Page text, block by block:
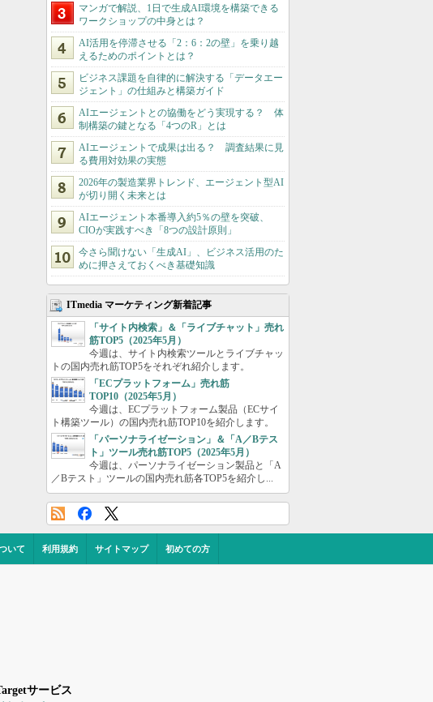
マンガで解説、1日で生成AI環境を構築できる
ワークショップの中身とは？
AI活用を停滞させる「2：6：2の壁」を乗り越
えるためのポイントとは？
ビジネス課題を自律的に解決する「データエー
ジェント」の仕組みと構築ガイド
AIエージェントとの協働をどう実現する？ 体
制構築の鍵となる「4つのR」とは
AIエージェントで成果は出る？ 調査結果に見
る費用対効果の実態
2026年の製造業界トレンド、エージェント型AI
が切り開く未来とは
AIエージェント本番導入約5％の壁を突破、
CIOが実践すべき「8つの設計原則」
今さら聞けない「生成AI」、ビジネス活用のた
めに押さえておくべき基礎知識
ITmedia マーケティング新着記事
「サイト内検索」＆「ライブチャット」売れ
筋TOP5（2025年5月）
今週は、サイト内検索ツールとライブチャッ
トの国内売れ筋TOP5をそれぞれ紹介します。
「ECプラットフォーム」売れ筋
TOP10（2025年5月）
今週は、ECプラットフォーム製品（ECサイ
ト構築ツール）の国内売れ筋TOP10を紹介します。
「パーソナライゼーション」＆「A／Bテス
ト」ツール売れ筋TOP5（2025年5月）
今週は、パーソナライゼーション製品と「A
／Bテスト」ツールの国内売れ筋各TOP5を紹介し...
いて 利用規約 サイトマップ 初めての方
サービス